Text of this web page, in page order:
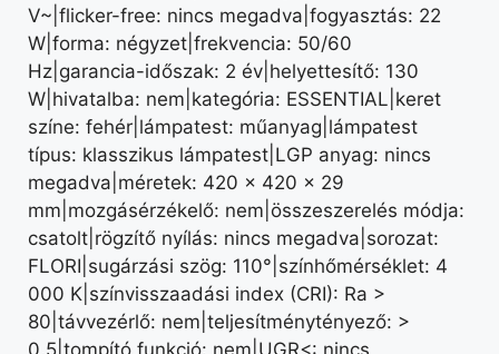
V~|flicker-free: nincs megadva|fogyasztás: 22
W|forma: négyzet|frekvencia: 50/60
Hz|garancia-időszak: 2 év|helyettesítő: 130
W|hivatalba: nem|kategória: ESSENTIAL|keret
színe: fehér|lámpatest: műanyag|lámpatest
típus: klasszikus lámpatest|LGP anyag: nincs
megadva|méretek: 420 × 420 × 29
mm|mozgásérzékelő: nem|összeszerelés módja:
csatolt|rögzítő nyílás: nincs megadva|sorozat:
FLORI|sugárzási szög: 110°|színhőmérséklet: 4
000 K|színvisszaadási index (CRI): Ra >
80|távvezérlő: nem|teljesítménytényező: >
0,5|tompító funkció: nem|UGR<: nincs